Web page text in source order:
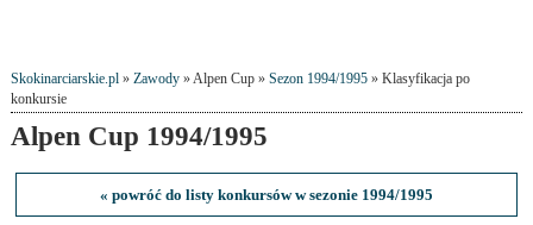
Skokinarciarskie.pl» Zawody» Alpen Cup » Sezon 1994/1995» Klasyfikacja po
konkursie
Alpen Cup 1994/1995
« powróć do listy konkursów w sezonie 1994/1995